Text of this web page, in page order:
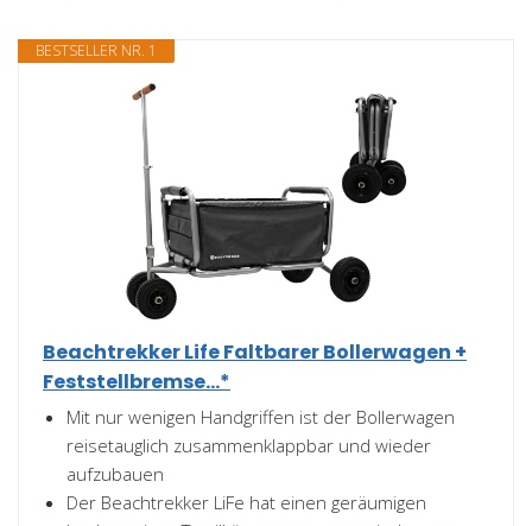
BESTSELLER NR. 1
Beachtrekker Life Faltbarer Bollerwagen +
Feststellbremse...*
Mit nur wenigen Handgriffen ist der Bollerwagen
reisetauglich zusammenklappbar und wieder
aufzubauen
Der Beachtrekker LiFe hat einen geräumigen